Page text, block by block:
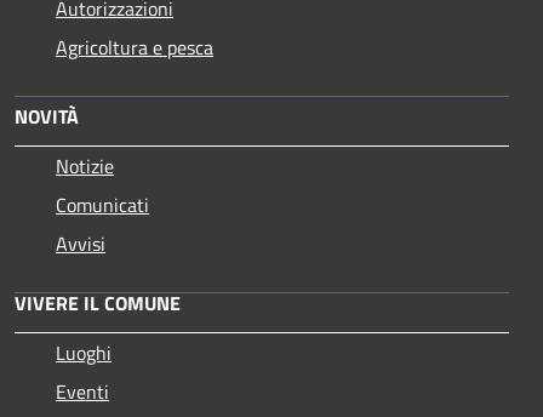
Autorizzazioni
Agricoltura e pesca
NOVITÀ
Notizie
Comunicati
Avvisi
VIVERE IL COMUNE
Luoghi
Eventi